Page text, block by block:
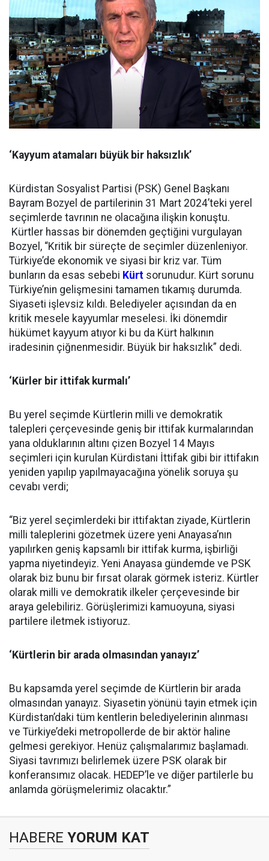
‘Kayyum atamaları büyük bir haksızlık’
Kürdistan Sosyalist Partisi (PSK) Genel Başkanı
Bayram Bozyel de partilerinin 31 Mart 2024’teki yerel
seçimlerde tavrının ne olacağına ilişkin konuştu.
Kürtler hassas bir dönemden geçtiğini vurgulayan
Bozyel, “Kritik bir süreçte de seçimler düzenleniyor.
Türkiye’de ekonomik ve siyasi bir kriz var. Tüm
bunların da esas sebebi Kürt sorunudur. Kürt sorunu
Türkiye’nin gelişmesini tamamen tıkamış durumda.
Siyaseti işlevsiz kıldı. Belediyeler açısından da en
kritik mesele kayyumlar meselesi. İki dönemdir
hükümet kayyum atıyor ki bu da Kürt halkının
iradesinin çiğnenmesidir. Büyük bir haksızlık” dedi.
‘Kürler bir ittifak kurmalı’
Bu yerel seçimde Kürtlerin milli ve demokratik
talepleri çerçevesinde geniş bir ittifak kurmalarından
yana olduklarının altını çizen Bozyel 14 Mayıs
seçimleri için kurulan Kürdistani İttifak gibi bir ittifakın
yeniden yapılıp yapılmayacağına yönelik soruya şu
cevabı verdi;
“Biz yerel seçimlerdeki bir ittifaktan ziyade, Kürtlerin
milli taleplerini gözetmek üzere yeni Anayasa’nın
yapılırken geniş kapsamlı bir ittifak kurma, işbirliği
yapma niyetindeyiz. Yeni Anayasa gündemde ve PSK
olarak biz bunu bir fırsat olarak görmek isteriz. Kürtler
olarak milli ve demokratik ilkeler çerçevesinde bir
araya gelebiliriz. Görüşlerimizi kamuoyuna, siyasi
partilere iletmek istiyoruz.
‘Kürtlerin bir arada olmasından yanayız’
Bu kapsamda yerel seçimde de Kürtlerin bir arada
olmasından yanayız. Siyasetin yönünü tayin etmek için
Kürdistan’daki tüm kentlerin belediyelerinin alınması
ve Türkiye’deki metropollerde de bir aktör haline
gelmesi gerekiyor. Henüz çalışmalarımız başlamadı.
Siyasi tavrımızı belirlemek üzere PSK olarak bir
konferansımız olacak. HEDEP’le ve diğer partilerle bu
anlamda görüşmelerimiz olacaktır.”
HABERE YORUM KAT